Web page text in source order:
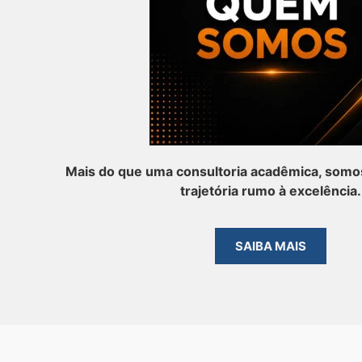
Mais do que uma consultoria acadêmica,
trajetória rumo à excelência.
SAIBA MAIS